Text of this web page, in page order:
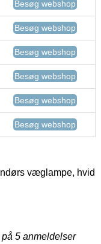
Besøg webshop
Besøg webshop
Besøg webshop
Besøg webshop
Besøg webshop
Besøg webshop
væglampe, hvid
5 anmeldelser